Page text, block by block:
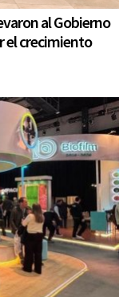
al Gobierno
el crecimiento